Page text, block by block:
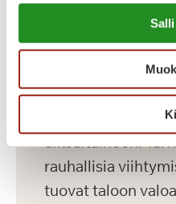
Lue lisää evästeistä:
https://sagacare.fi/
Palvelutalon
ovat myös talon
yhteistilat. Meillä
kuntosali sekä
ulkoaltaineen.
rauhallisia
tuovat taloon